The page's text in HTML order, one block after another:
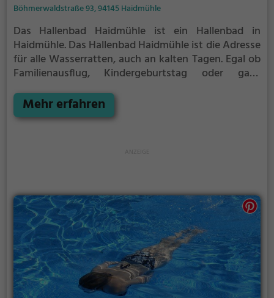
Böhmerwaldstraße 93, 94145 Haidmühle
Das Hallenbad Haidmühle ist ein Hallenbad in
Haidmühle.Das Hallenbad Haidmühle ist die Adresse
für alle Wasserratten, auch an kalten Tagen. Egal ob
Familienausflug, Kindergeburtstag oder ganz
kommt jeder auf seine Kosten.
Mehr erfahren